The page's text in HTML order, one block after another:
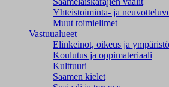
Yhteistoiminta- ja
Muut toimielimet
Vastuualueet
Elinkeinot, oikeus ja ympäristö
Koulutus ja oppimateriaali
Kulttuuri
Saamen kielet